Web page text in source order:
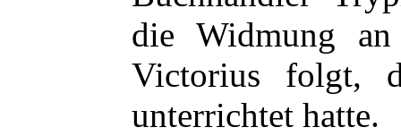
die Widmung
Victorius folgt,
unterrichtet hatte.